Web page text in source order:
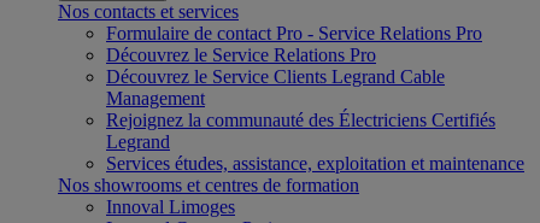
Nos contacts et services
Formulaire de contact Pro - Service Relations Pro
Découvrez le Service Relations Pro
Découvrez le Service Clients Legrand Cable
Management
Rejoignez la communauté des Électriciens Certifiés
Legrand
Services études, assistance, exploitation et maintenance
Nos showrooms et centres de formation
Innoval Limoges